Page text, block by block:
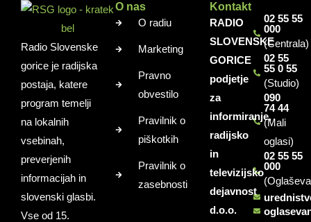
Radio Slovenske
gorice je radijska
postaja, katere
program temelji
na lokalnih
vsebinah,
preverjenih
informacijah in
slovenski glasbi.
Vse od 15.
O nas
O radiu
Marketing
Pravno
obvestilo
Pravilnik o
piškotkih
Pravilnik o
zasebnosti
Kontakt
RADIO
SLOVENSKE
GORICE
podjetje
za
informiranje,
radijsko
in
televizijsko
dejavnost
d.o.o.
02 55 55
000
(Centrala)
02 55
55 0 55
(Studio)
090
74 44
(Mali
oglasi)
02 55 55
000